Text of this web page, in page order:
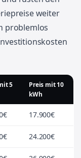
weiter
problemlos
5
Preis mit 10
kWh
17.900€
24.200€